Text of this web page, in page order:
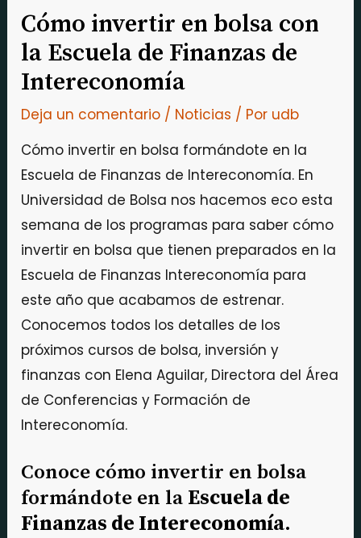
Cómo invertir en bolsa con
la Escuela de Finanzas de
Intereconomía
Deja un comentario / Noticias / Por udb
Cómo invertir en bolsa formándote en la
Escuela de Finanzas de Intereconomía. En
Universidad de Bolsa nos hacemos eco esta
semana de los programas para saber cómo
invertir en bolsa que tienen preparados en la
Escuela de Finanzas Intereconomía para
este año que acabamos de estrenar.
Conocemos todos los detalles de los
próximos cursos de bolsa, inversión y
finanzas con Elena Aguilar, Directora del Área
de Conferencias y Formación de
Intereconomía.
Conoce cómo invertir en bolsa
formándote en la Escuela de
Finanzas de Intereconomía.